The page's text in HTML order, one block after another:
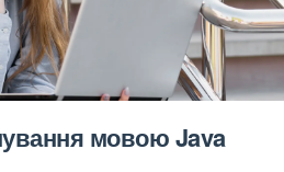
мовою Java